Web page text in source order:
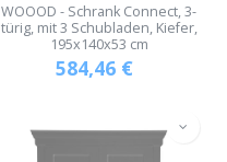
WOOOD - Schrank Connect, 3-
türig, mit 3 Schubladen, Kiefer,
195x140x53 cm
584,46 €